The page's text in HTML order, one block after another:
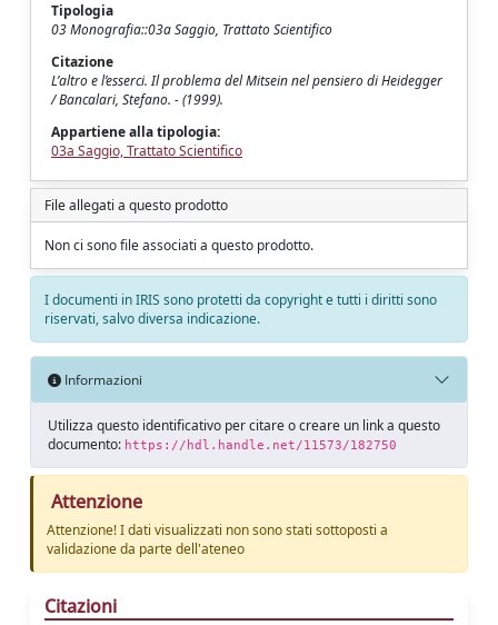
Tipologia
03 Monografia::03a Saggio, Trattato Scientifico
Citazione
L’altro e l’esserci. Il problema del Mitsein nel pensiero di Heidegger
/ Bancalari, Stefano. - (1999).
Appartiene alla tipologia:
03a Saggio, Trattato Scientifico
File allegati a questo prodotto
Non ci sono file associati a questo prodotto.
I documenti in IRIS sono protetti da copyright e tutti i diritti sono
riservati, salvo diversa indicazione.
Informazioni
Utilizza questo identificativo per citare o creare un link a questo
documento: https://hdl.handle.net/11573/182750
Attenzione
Attenzione! I dati visualizzati non sono stati sottoposti a
validazione da parte dell'ateneo
Citazioni